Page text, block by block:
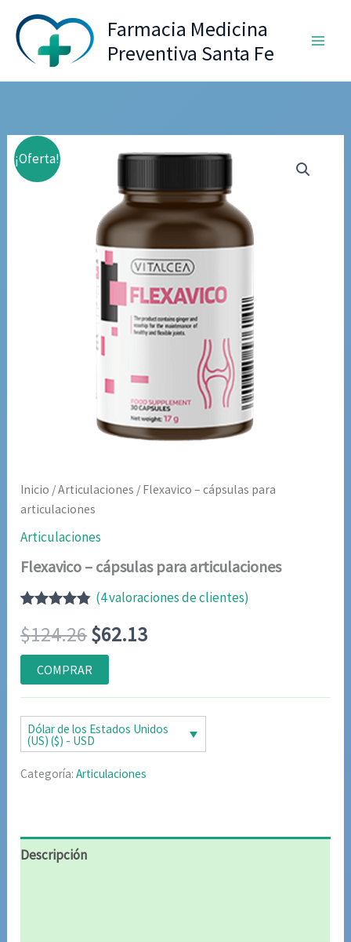
contenido
Farmacia Medicina
Preventiva Santa Fe
¡Oferta!
Inicio /Articulaciones / Flexavico – cápsulas para
articulaciones
Articulaciones
Flexavico – cápsulas para articulaciones
con4.75de
5 en base
a
valoraciones
de clientes
(4valoraciones de clientes)
$124.26El
precio
original
era:
$124.26.
$62.13El
actual
es:
COMPRAR
Dólar de los Estados Unidos
(US) ($) - USD
Categoría:Articulaciones
Descripción